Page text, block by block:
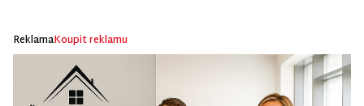
ReklamaKoupit reklamu